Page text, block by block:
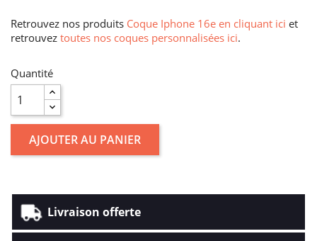
Retrouvez nos produits Coque Iphone 16e en cliquant ici et
retrouvez toutes nos coques personnalisées ici.
Quantité
AJOUTER AU PANIER
Livraison offerte